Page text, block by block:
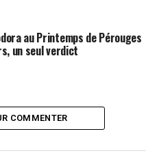
au Printemps de Pérouges
un seul verdict
COMMENTER